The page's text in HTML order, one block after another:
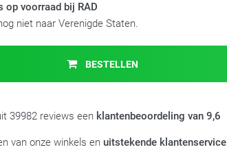
op voorraad bij RAD
niet naar Verenigde Staten.
BESTELLEN
39982 reviews een klantenbeoordeling van 9,6
van onze winkels en uitstekende klantenservice